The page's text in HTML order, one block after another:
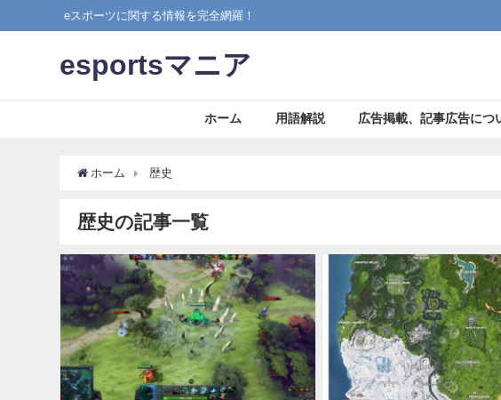
eスポーツに関する情報を完全網羅！
esportsマニア
ホーム 用語解説 広告掲載、記事広告につ
ホーム 歴史
歴史の記事一覧